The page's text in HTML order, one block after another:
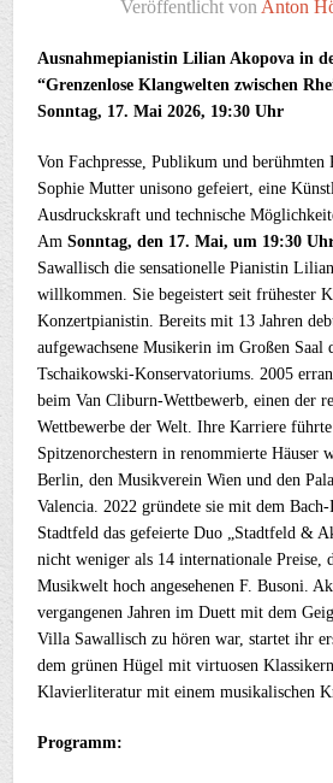
Veröffentlicht von Anton
Ausnahmepianistin Lilian Akopova in
“Grenzenlose Klangwelten zwischen
Sonntag, 17. Mai 2026, 19:30 Uhr
Von Fachpresse, Publikum und
Sophie Mutter unisono gefeiert, eine
Ausdruckskraft und technische
AmSonntag, den 17. Mai, um 19:30
Sawallisch die sensationelle Pianistin
willkommen. Sie begeistert seit frühester
Konzertpianistin. Bereits mit 13 Jahren
aufgewachsene Musikerin im Großen Saal
Tschaikowski-Konservatoriums. 2005
beim Van Cliburn-Wettbewerb, einen der
Wettbewerbe der Welt. Ihre Karriere
Spitzenorchestern in renommierte Häuser
Berlin, den Musikverein Wien und den
Valencia. 2022 gründete sie mit dem
Stadtfeld das gefeierte Duo „Stadtfeld &
nicht weniger als 14 internationale Preise,
Musikwelt hoch angesehenen F. Busoni.
vergangenen Jahren im Duett mit dem
Villa Sawallisch zu hören war, startet ihr
dem grünen Hügel mit virtuosen
Klavierliteratur mit einem musikalischen
Programm: